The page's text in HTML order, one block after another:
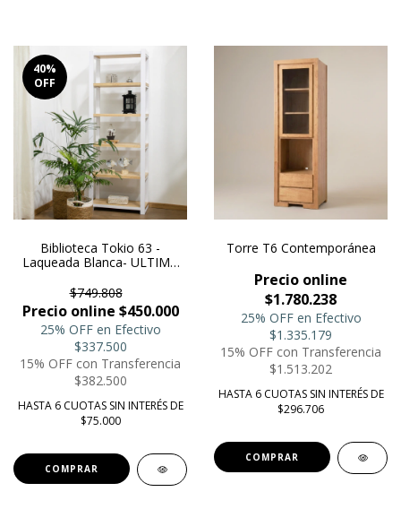
40%
OFF
Biblioteca Tokio 63 -
Laqueada Blanca- ULTIMA
$749.808
Precio online $450.000
25% OFF en Efectivo
$337.500
15% OFF con Transferencia
$382.500
HASTA 6 CUOTAS SIN INTERÉS DE
$75.000
COMPRAR
Torre T6 Contemporánea
Precio online
$1.780.238
25% OFF en Efectivo
$1.335.179
15% OFF con Transferencia
$1.513.202
HASTA 6 CUOTAS SIN INTERÉS DE
$296.706
COMPRAR